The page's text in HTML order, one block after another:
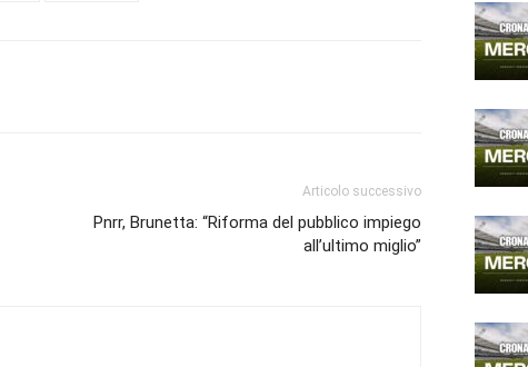
Articolo successivo
Pnrr, Brunetta: “Riforma del pubblico impiego
all’ultimo miglio”